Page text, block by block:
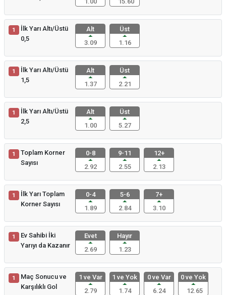
1
İlk Yarı Altı/Üstü
0,5
Alt
3.09
Üst
1.16
1
İlk Yarı Altı/Üstü
1,5
Alt
1.37
Üst
2.21
1
İlk Yarı Altı/Üstü
2,5
Alt
1.00
Üst
5.27
1
Toplam Korner
Sayısı
0-8
2.92
9-11
2.55
12+
2.13
1
İlk Yarı Toplam
Korner Sayısı
0-4
1.89
5-6
2.84
7+
3.10
1
Ev Sahibi İki
Yarıyı da Kazanır
Evet
2.69
Hayır
1.23
1
Maç Sonucu ve
Karşılıklı Gol
1 ve Var
2.79
1 ve Yok
1.74
0 ve Var
6.24
0 ve Yok
12.65